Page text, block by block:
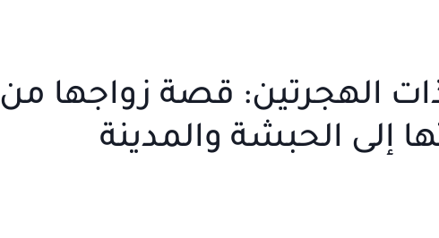
الهجرتين: قصة زواجها من
إلى الحبشة والمدينة